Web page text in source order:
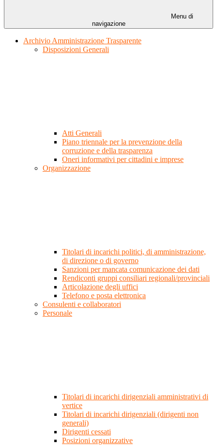
Menu di
navigazione
Archivio Amministrazione Trasparente
Disposizioni Generali
Atti Generali
Piano triennale per la prevenzione della
corruzione e della trasparenza
Oneri informativi per cittadini e imprese
Organizzazione
Titolari di incarichi politici, di amministrazione,
di direzione o di governo
Sanzioni per mancata comunicazione dei dati
Rendiconti gruppi consiliari regionali/provinciali
Articolazione degli uffici
Telefono e posta elettronica
Consulenti e collaboratori
Personale
Titolari di incarichi dirigenziali amministrativi di
vertice
Titolari di incarichi dirigenziali (dirigenti non
generali)
Dirigenti cessati
Posizioni organizzative